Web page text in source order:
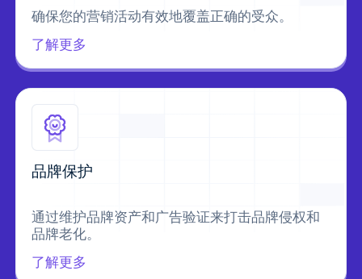
确保您的营销活动有效地覆盖正确的受众。
了解更多
品牌保护
通过维护品牌资产和广告验证来打击品牌侵权和
品牌老化。
了解更多